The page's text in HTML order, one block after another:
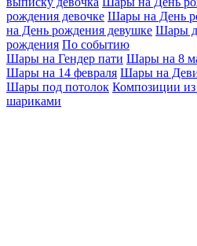
рождения девочке Шары на День
на День рождения девушке Шары
рождения По событию
Шары на Гендер пати Шары на 8
Шары на 14 февраля Шары на
Шары под потолок Композиции
шариками